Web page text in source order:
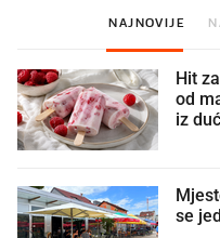
NAJNOVIJE
Hit
od
iz
se